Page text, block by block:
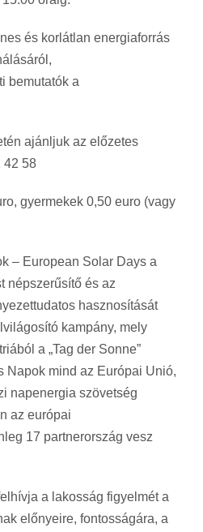
és korlátlan energiaforrás
bemutatók a
ajánljuk az előzetes
42 58
gyermekek 0,50 euro (vagy
– European Solar Days a
népszerűsítő és az
hasznosítását
kampány, mely
a „Tag der Sonne”
Napok mind az Európai Unió,
napenergia szövetség
az európai
17 partnerország vesz
a lakosság figyelmét a
előnyeire, fontosságára, a